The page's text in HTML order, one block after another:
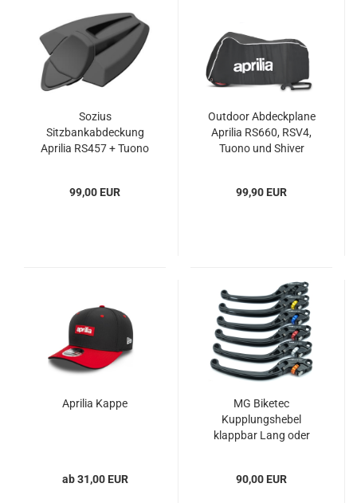
Sozius
Sitzbankabdeckung
Aprilia RS457 + Tuono
99,00 EUR
Outdoor Abdeckplane
Aprilia RS660, RSV4,
Tuono und Shiver
99,90 EUR
Aprilia Kappe
ab 31,00 EUR
MG Biketec
Kupplungshebel
klappbar Lang oder
90,00 EUR